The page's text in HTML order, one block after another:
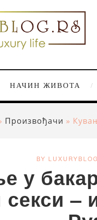
НАЧИН ЖИВОТА
Произвођачи »
BY
у
–